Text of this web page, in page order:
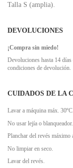
Talla S (amplia).
DEVOLUCIONES
¡Compra sin miedo!
Devoluciones hasta 14
condiciones de devolución.
CUIDADOS DE LA
Lavar a máquina máx. 30ºC.
No usar lejía o blanqueador.
Planchar del revés máximo
No limpiar en seco.
Lavar del revés.